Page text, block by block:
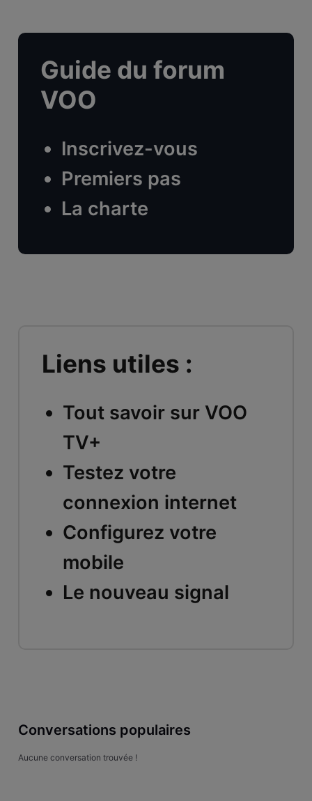
Guide du forum
VOO
Inscrivez-vous
Premiers pas
La charte
Liens utiles :
Tout savoir sur VOO
TV+
Testez votre
connexion internet
Configurez votre
mobile
Le nouveau signal
Conversations populaires
Aucune conversation trouvée !